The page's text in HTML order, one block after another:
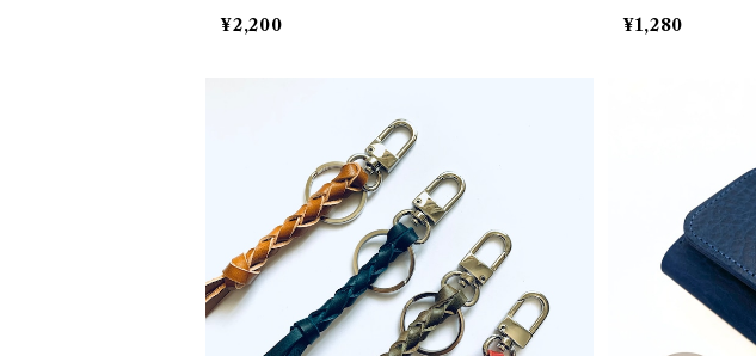
ビナ
¥2,200
¥1,280